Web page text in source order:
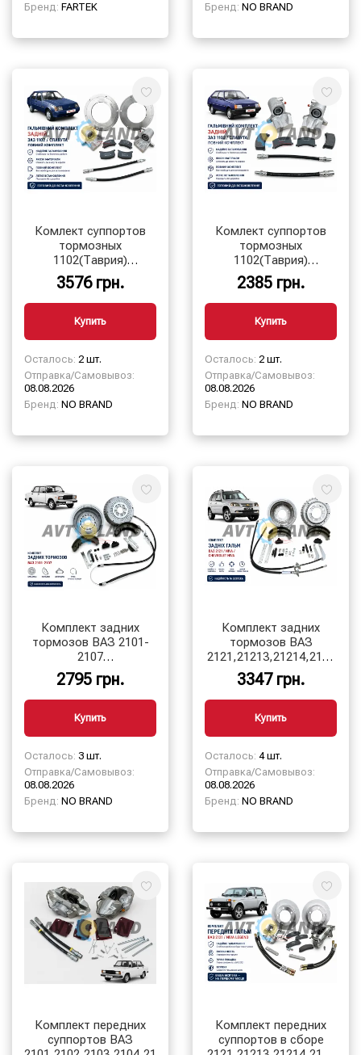
Бренд: FARTEK
Бренд: NO BRAND
Комлект суппортов
тормозных
1102(Таврия)
1103(Славута)
(Суппорт,колодк,диск,Шланг)
3576 грн.
Купить
Осталось: 2 шт.
Отправка/Самовывоз:
08.08.2026
Бренд: NO BRAND
Комлект суппортов
тормозных
1102(Таврия)
1103(Славута)
(Суппорт,колодк,Шланг)
2385 грн.
Купить
Осталось: 2 шт.
Отправка/Самовывоз:
08.08.2026
Бренд: NO BRAND
Комплект задних
тормозов ВАЗ 2101-
2107
(барабаны.колодки.троса.цилин.пл)
алюминь
2795 грн.
Купить
Осталось: 3 шт.
Отправка/Самовывоз:
08.08.2026
Бренд: NO BRAND
Комплект задних
тормозов ВАЗ
2121,21213,21214,2123
алюминь
3347 грн.
Купить
Осталось: 4 шт.
Отправка/Самовывоз:
08.08.2026
Бренд: NO BRAND
Комплект передних
суппортов ВАЗ
Комплект передних
суппортов в сборе